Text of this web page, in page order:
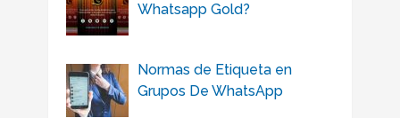
Whatsapp Gold?
Normas de Etiqueta en
Grupos De WhatsApp